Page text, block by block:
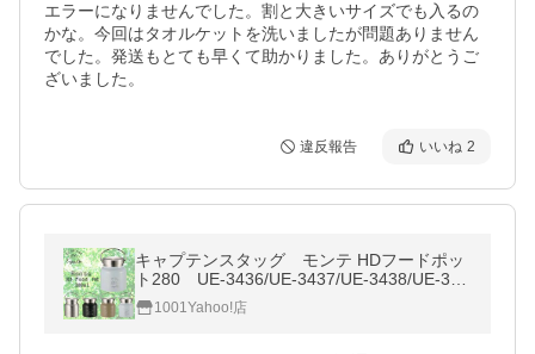
エラーになりませんでした。割と大きいサイズでも入るの
かな。今回はタオルケットを洗いましたが問題ありません
でした。発送もとても早くて助かりました。ありがとうご
ざいました。
違反報告 いいね 2
キャプテンスタッグ モンテ HDフードポッ
ト280 UE-3436/UE-3437/UE-3438/UE-343
9
1001Yahoo!店